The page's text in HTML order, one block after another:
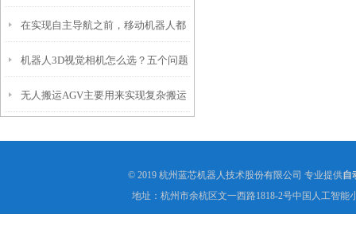
在实现自主导航之前，移动机器人都
有哪些避障方法？
机器人3D视觉相机怎么选？五个问题
帮你理清思路
无人搬运AGV主要用来实现复杂搬运
© 2019 杭州蓝芯机器人技术股份有限公司 专业提供自
地址：杭州市余杭区文一西路1818-2号中国人工智能